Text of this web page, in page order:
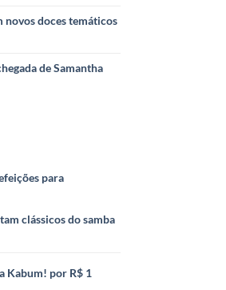
doces temáticos
de Samantha
para
clássicos do samba
Kabum! por R$ 1